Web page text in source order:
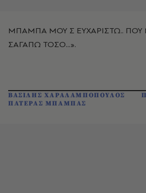
ΜΠΑΜΠΑ ΜΟΥ Σ ΕΥΧΑΡΙΣΤΩ..
ΣΑΓΑΠΩ ΤΟΣΟ...».
ΒΑΣΙΛΗΣ ΧΑΡΑΛΑΜΠΟΠΟΥΛΟΣ
ΠΑΤΕΡΑΣ ΜΠΑΜΠΑΣ